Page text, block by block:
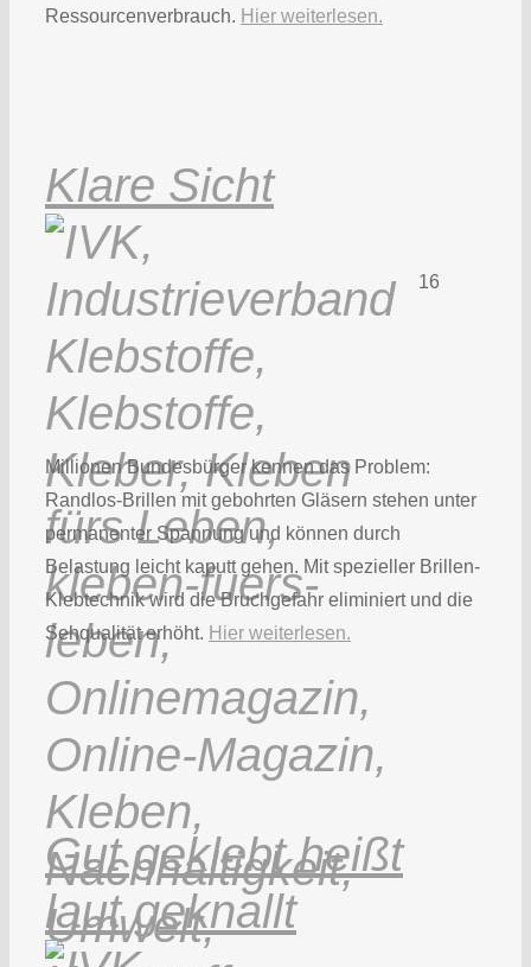
Ressourcenverbrauch. Hier weiterlesen.
Klare Sicht
16
Millionen Bundesbürger kennen das Problem:
Randlos-Brillen mit gebohrten Gläsern stehen unter
permanenter Spannung und können durch
Belastung leicht kaputt gehen. Mit spezieller Brillen-
Klebtechnik wird die Bruchgefahr eliminiert und die
Sehqualität erhöht. Hier weiterlesen.
Gut geklebt heißt
laut geknallt